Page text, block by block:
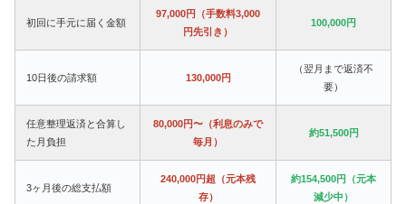
初回に手元に届く金額
97,000円（手数料3,000
円先引き）
100,000円
10日後の請求額 130,000円
（翌月まで返済不
要）
任意整理返済と合算し
た月負担
80,000円〜（利息のみで
毎月）
約51,500円
3ヶ月後の総支払額
240,000円超（元本残
存）
約154,500円（元本
減少中）